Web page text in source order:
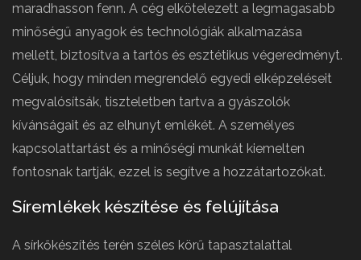
maradhasson fenn. A cég elkötelezett a legmagasabb
minőségű anyagok és technológiák alkalmazása
mellett, biztosítva a tartós és esztétikus végeredményt.
Céljuk, hogy minden megrendelő egyedi elképzeléseit
megvalósítsák, tiszteletben tartva a gyászolók
kívánságait és az elhunyt emlékét. A személyes
kapcsolattartást és a minőségi munkát kiemelten
fontosnak tartják, ezzel is segítve a hozzátartozókat.
Síremlékek készítése és felújítása
A sírkőkészítés terén széles körű tapasztalattal